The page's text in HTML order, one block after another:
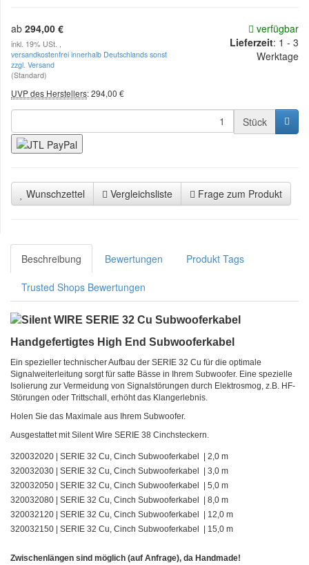
ab 294,00 €
inkl. 19% USt. ,
versandkostenfrei innerhalb Deutschlands sonst
zzgl. Versand
(Standard)
UVP des Herstellers:294,00 €
verfügbar
Lieferzeit: 1 - 3
Werktage
Stück
Wunschzettel Vergleichsliste Frage zum Produkt
Beschreibung Bewertungen Produkt Tags
Trusted Shops Bewertungen
Handgefertigtes High End Subwooferkabel
Ein spezieller technischer Aufbau der SERIE 32 Cu für die optimale
Signalweiterleitung sorgt für satte Bässe in Ihrem Subwoofer. Eine spezielle
Isolierung zur Vermeidung von Signalstörungen durch Elektrosmog, z.B. HF-
Störungen oder Trittschall, erhöht das Klangerlebnis.
Holen Sie das Maximale aus Ihrem Subwoofer.
Ausgestattet mit Silent Wire SERIE 38 Cinchsteckern.
320032020 | SERIE 32 Cu, Cinch Subwooferkabel | 2,0 m
320032030 | SERIE 32 Cu, Cinch Subwooferkabel | 3,0 m
320032050 | SERIE 32 Cu, Cinch Subwooferkabel | 5,0 m
320032080 | SERIE 32 Cu, Cinch Subwooferkabel | 8,0 m
320032120 | SERIE 32 Cu, Cinch Subwooferkabel | 12,0 m
320032150 | SERIE 32 Cu, Cinch Subwooferkabel | 15,0 m
Zwischenlängen sind möglich (auf Anfrage), da Handmade!